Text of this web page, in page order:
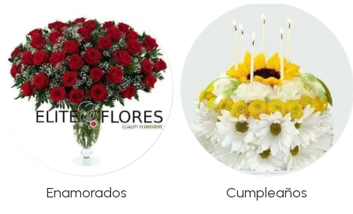
Enamorados Cumpleaños